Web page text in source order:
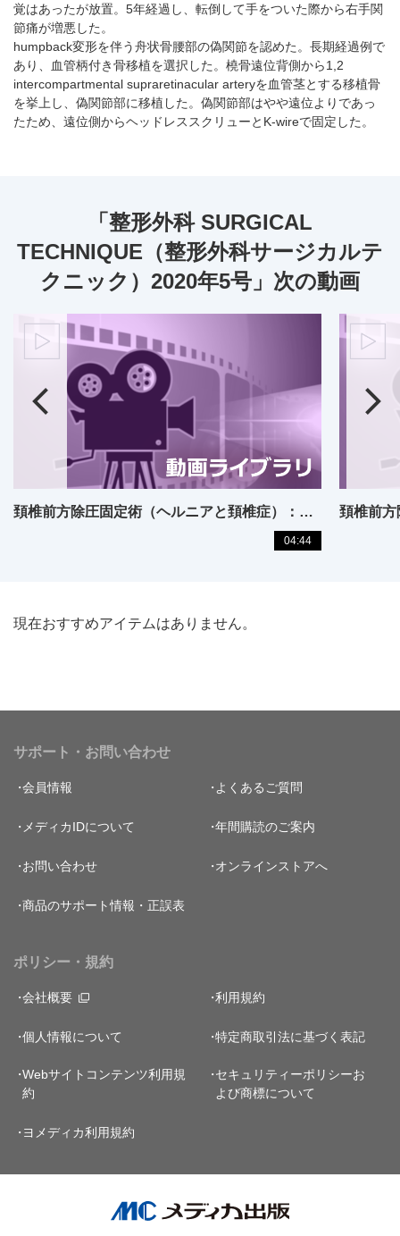
覚はあったが放置。5年経過し、転倒して手をついた際から右手関
節痛が増悪した。
humpback変形を伴う舟状骨腰部の偽関節を認めた。長期経過例で
あり、血管柄付き骨移植を選択した。橈骨遠位背側から1,2
intercompartmental supraretinacular arteryを血管茎とする移植骨
を挙上し、偽関節部に移植した。偽関節部はやや遠位よりであっ
たため、遠位側からヘッドレススクリューとK-wireで固定した。
「整形外科 SURGICAL
TECHNIQUE（整形外科サージカルテ
クニック）2020年5号」次の動画
頚椎前方除圧固定術（ヘルニアと頚椎症）：中下位頚椎へのアプローチと除圧固定のポイント
04:44
現在おすすめアイテムはありません。
サポート・お問い合わせ
会員情報 よくあるご質問
メディカIDについて 年間購読のご案内
お問い合わせ オンラインストアへ
商品のサポート情報・正誤表
ポリシー・規約
会社概要 利用規約
個人情報について 特定商取引法に基づく表記
Webサイトコンテンツ利用規
約
セキュリティーポリシーお
よび商標について
ヨメディカ利用規約